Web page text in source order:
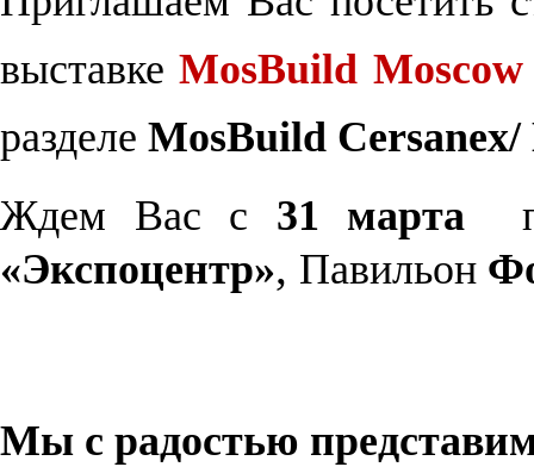
выставкеMosBuild Moscow
разделе MosBuild Cersanex/
Ждем Вас с 31 марта
«Экспоцентр», Павильон
Мы с радостью